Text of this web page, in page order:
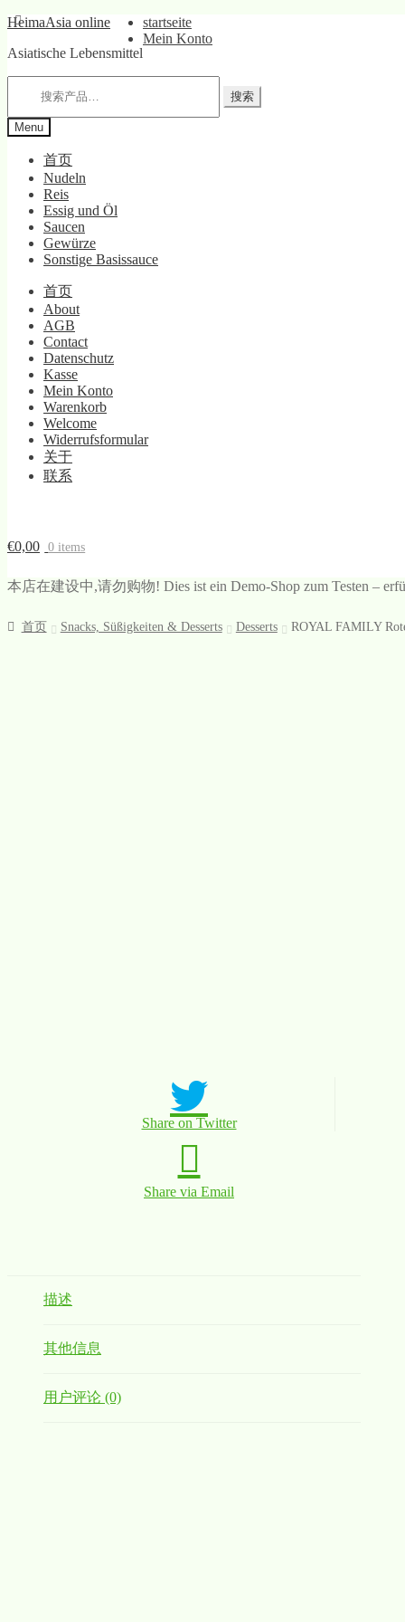
Skip
navigation
Skip
content
HeimaAsia online
Asiatische Lebensmittel
startseite
Mein Konto
搜索
Menu
首页
Nudeln
Reis
Essig und Öl
Saucen
Gewürze
Sonstige Basissauce
首页
About
AGB
Contact
Datenschutz
Kasse
Mein Konto
Warenkorb
Welcome
Widerrufsformular
关于
联系
€0,00 0 items
本店在建设中,请勿购物! Dies ist ein Demo-Shop zum Testen –
首页 Snacks, Süßigkeiten & Desserts Desserts ROYAL FAMILY
Share on Twitter
Share via Email
描述
其他信息
用户评论 (0)